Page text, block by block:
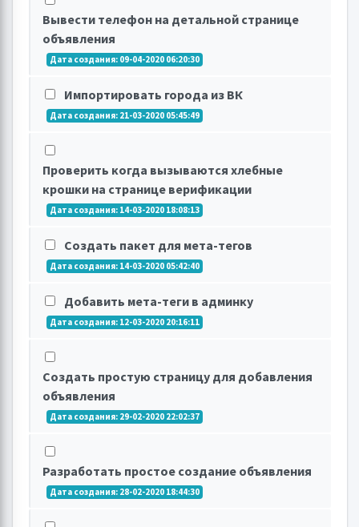
Вывести телефон на детальной странице
объявления
Дата создания: 09-04-2020 06:20:30
Импортировать города из ВК
Дата создания: 21-03-2020 05:45:49
Проверить когда вызываются хлебные
крошки на странице верификации
Дата создания: 14-03-2020 18:08:13
Создать пакет для мета-тегов
Дата создания: 14-03-2020 05:42:40
Добавить мета-теги в админку
Дата создания: 12-03-2020 20:16:11
Создать простую страницу для добавления
объявления
Дата создания: 29-02-2020 22:02:37
Разработать простое создание объявления
Дата создания: 28-02-2020 18:44:30